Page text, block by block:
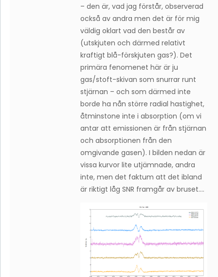
– den är, vad jag förstår, observerad
också av andra men det är för mig
väldig oklart vad den består av
(utskjuten och därmed relativt
kraftigt blå-förskjuten gas?). Det
primära fenomenet här är ju
gas/stoft-skivan som snurrar runt
stjärnan – och som därmed inte
borde ha nån större radial hastighet,
åtminstone inte i absorption (om vi
antar att emissionen är från stjärnan
och absorptionen från den
omgivande gasen). I bilden nedan är
vissa kurvor lite utjämnade, andra
inte, men det faktum att det ibland
är riktigt låg SNR framgår av bruset….